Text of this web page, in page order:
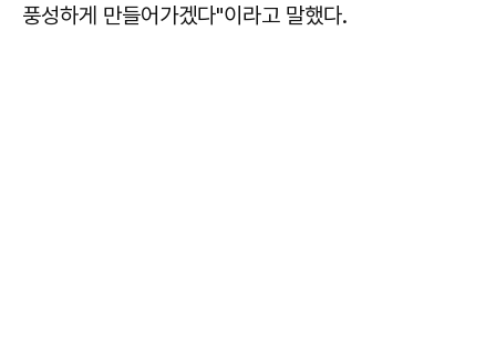
풍성하게 만들어가겠다"이라고 말했다.